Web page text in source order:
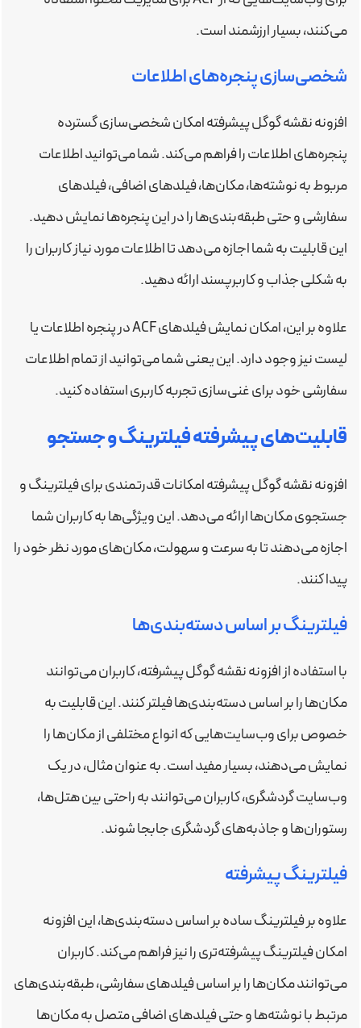
می‌کنند، بسیار ارزشمند است.
شخصی‌سازی پنجره‌های اطلاعات
افزونه نقشه گوگل پیشرفته امکان شخصی‌سازی گسترده
پنجره‌های اطلاعات را فراهم می‌کند. شما می‌توانید اطلاعات
مربوط به نوشته‌ها، مکان‌ها، فیلدهای اضافی، فیلدهای
سفارشی و حتی طبقه‌بندی‌ها را در این پنجره‌ها نمایش دهید.
این قابلیت به شما اجازه می‌دهد تا اطلاعات مورد نیاز کاربران را
به شکلی جذاب و کاربرپسند ارائه دهید.
علاوه بر این، امکان نمایش فیلدهای ACF در پنجره اطلاعات یا
لیست نیز وجود دارد. این یعنی شما می‌توانید از تمام اطلاعات
سفارشی خود برای غنی‌سازی تجربه کاربری استفاده کنید.
قابلیت‌های پیشرفته فیلترینگ و جستجو
افزونه نقشه گوگل پیشرفته امکانات قدرتمندی برای فیلترینگ و
جستجوی مکان‌ها ارائه می‌دهد. این ویژگی‌ها به کاربران شما
اجازه می‌دهند تا به سرعت و سهولت، مکان‌های مورد نظر خود را
پیدا کنند.
فیلترینگ بر اساس دسته‌بندی‌ها
با استفاده از افزونه نقشه گوگل پیشرفته، کاربران می‌توانند
مکان‌ها را بر اساس دسته‌بندی‌ها فیلتر کنند. این قابلیت به
خصوص برای وب‌سایت‌هایی که انواع مختلفی از مکان‌ها را
نمایش می‌دهند، بسیار مفید است. به عنوان مثال، در یک
وب‌سایت گردشگری، کاربران می‌توانند به راحتی بین هتل‌ها،
رستوران‌ها و جاذبه‌های گردشگری جابجا شوند.
فیلترینگ پیشرفته
علاوه بر فیلترینگ ساده بر اساس دسته‌بندی‌ها، این افزونه
امکان فیلترینگ پیشرفته‌تری را نیز فراهم می‌کند. کاربران
می‌توانند مکان‌ها را بر اساس فیلدهای سفارشی، طبقه‌بندی‌های
مرتبط با نوشته‌ها و حتی فیلدهای اضافی متصل به مکان‌ها